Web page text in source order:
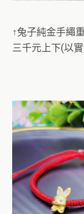
↑兔子純金手繩
三千元上下(以